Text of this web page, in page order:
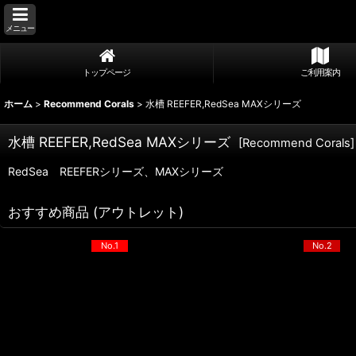
メニュー
トップページ ご利用案内
ホーム > Recommend Corals > 水槽 REEFER,RedSea MAXシリーズ
水槽 REEFER,RedSea MAXシリーズ [Recommend Corals]
RedSea REEFERシリーズ、MAXシリーズ
おすすめ商品 (アウトレット)
No.1 No.2